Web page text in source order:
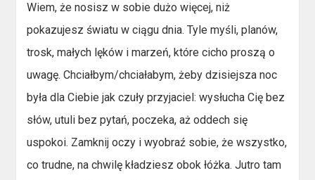
Wiem, że nosisz w sobie dużo więcej, niż
pokazujesz światu w ciągu dnia. Tyle myśli, planów,
trosk, małych lęków i marzeń, które cicho proszą o
uwagę. Chciałbym/chciałabym, żeby dzisiejsza noc
była dla Ciebie jak czuły przyjaciel: wysłucha Cię bez
słów, utuli bez pytań, poczeka, aż oddech się
uspokoi. Zamknij oczy i wyobraź sobie, że wszystko,
co trudne, na chwilę kładziesz obok łóżka. Jutro tam